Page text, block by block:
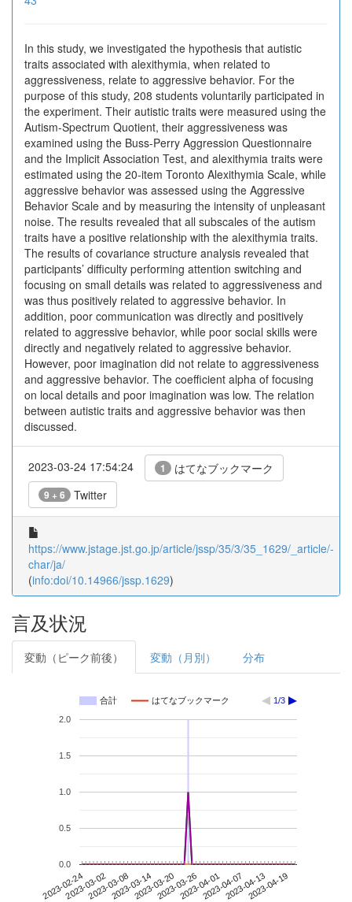
In this study, we investigated the hypothesis that autistic
traits associated with alexithymia, when related to
aggressiveness, relate to aggressive behavior. For the
purpose of this study, 208 students voluntarily participated in
the experiment. Their autistic traits were measured using the
Autism-Spectrum Quotient, their aggressiveness was
examined using the Buss-Perry Aggression Questionnaire
and the Implicit Association Test, and alexithymia traits were
estimated using the 20-item Toronto Alexithymia Scale, while
aggressive behavior was assessed using the Aggressive
Behavior Scale and by measuring the intensity of unpleasant
noise. The results revealed that all subscales of the autism
traits have a positive relationship with the alexithymia traits.
The results of covariance structure analysis revealed that
participants’ difficulty performing attention switching and
focusing on small details was related to aggressiveness and
was thus positively related to aggressive behavior. In
addition, poor communication was directly and positively
related to aggressive behavior, while poor social skills were
directly and negatively related to aggressive behavior.
However, poor imagination did not relate to aggressiveness
and aggressive behavior. The coefficient alpha of focusing
on local details and poor imagination was low. The relation
between autistic traits and aggressive behavior was then
discussed.
2023-03-24 17:54:24 1 はてなブックマーク
9 + 6 Twitter
https://www.jstage.jst.go.jp/article/jssp/35/3/35_1629/_article/-
char/ja/
(info:doi/10.14966/jssp.1629)
言及状況
変動（ピーク前後） 変動（月別） 分布
合計 はてなブックマーク 1/3
2023-02-242023-03-022023-03-082023-03-142023-03-202023-03-262023-04-012023-04-072023-04-132023-04-19
0.0
0.5
1.0
1.5
2.0